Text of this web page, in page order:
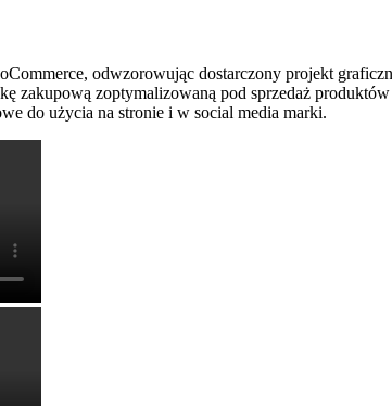
odwzorowując dostarczony projekt
zakupową zoptymalizowaną pod sprzedaż
do użycia na stronie i w social media marki.